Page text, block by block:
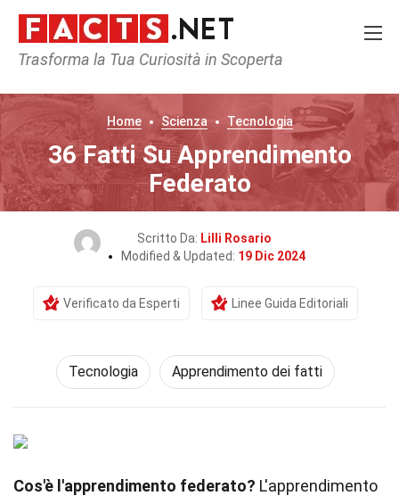
Trasforma la Tua Curiosità in Scoperta
Home Scienza Tecnologia
36 Fatti Su Apprendimento
Federato
Scritto Da: Lilli Rosario
Modified & Updated: 19 Dic 2024
Verificato da Esperti Linee Guida Editoriali
Tecnologia Apprendimento dei fatti
Cos'è l'apprendimento federato? L'apprendimento